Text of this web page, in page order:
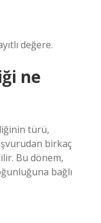
değere.
ne
türü,
birkaç
Bu dönem,
bağlı